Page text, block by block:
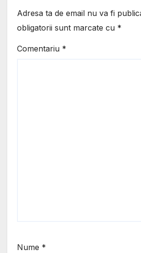
Adresa ta de email nu va fi
obligatorii sunt marcate cu *
Comentariu *
Nume *